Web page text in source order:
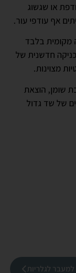
או שגשוג
אף עודפי עור.
מקומית בלבד
חדשנית של
מצוינות.
שומן, הוצאת
של שד גדול
למעבר לגלריות